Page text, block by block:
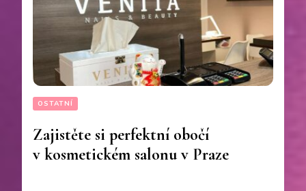
OSTATNÍ
Zajistěte si perfektní obočí
v kosmetickém salonu v Praze